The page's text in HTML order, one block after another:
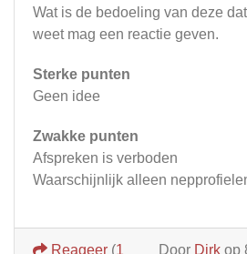
Wat is de bedoeling van deze
weet mag een reactie geven.
Sterke punten
Geen idee
Zwakke punten
Afspreken is verboden
Waarschijnlijk alleen
Door Dirk op
Reageer (1